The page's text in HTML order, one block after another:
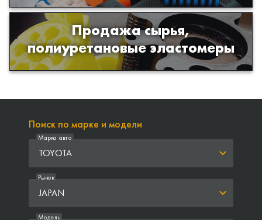
Продажа сырья,
полиуретановые эластомеры
Продажа сырья для производства
изделий из полиуретана
Поиск по марке и модели
TOYOTA
Марка авто
JAPAN
Рынок
Модель